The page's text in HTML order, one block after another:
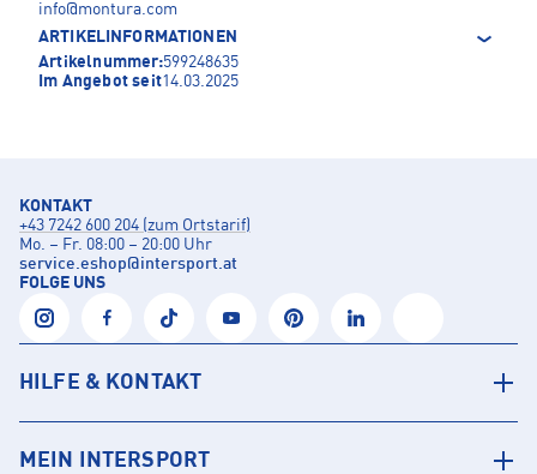
info@montura.com
ARTIKELINFORMATIONEN
Artikelnummer:599248635
Im Angebot seit14.03.2025
KONTAKT
+43 7242 600 204 (zum Ortstarif)
Mo. – Fr. 08:00 – 20:00 Uhr
service.eshop@intersport.at
FOLGE UNS
HILFE & KONTAKT
MEIN INTERSPORT